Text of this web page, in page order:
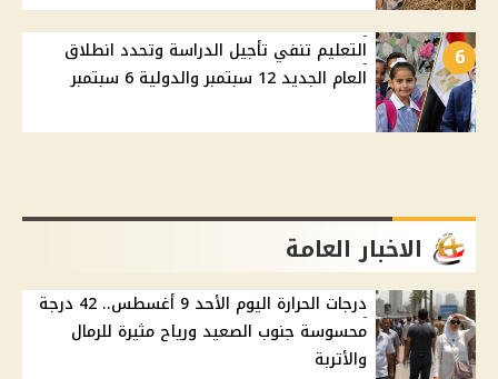
6
التعليم تنفي تأجيل الدراسة وتحدد انطلاق
العام الجديد 12 سبتمبر والدولية 6 سبتمبر
الاخبار العامة
درجات الحرارة اليوم الأحد 9 أغسطس.. 42 درجة
محسوسة جنوب الصعيد ورياح مثيرة للرمال
والأتربة